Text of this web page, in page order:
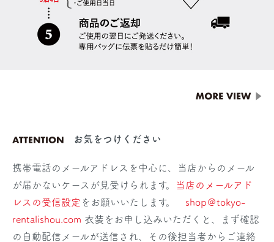
お気をつけください
携帯電話のメールアドレスを中心に、当店からのメール
が届かないケースが見受けられます。
当店のメールアド
レスの受信設定 をお願いいたします。 shop＠tokyo-
rentalishou.com 衣装をお申し込みいただくと、まず確認
の自動配信メールが送信され、その後担当者からご連絡